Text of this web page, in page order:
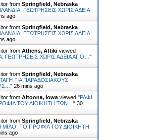
from Springfield, Nebraska
ΓΕΩΤΡΗΣΕΙΣ ΧΩΡΙΣ ΑΔΕΙΑ
ago
from Springfield, Nebraska
ΓΕΩΤΡΗΣΕΙΣ ΧΩΡΙΣ ΑΔΕΙΑ
ago
from Athens, Attiki viewed
ΓΕΩΤΡΗΣΕΙΣ ΧΩΡΙΣ ΑΔΕΙΑ ΑΠΟ… "
from Springfield, Nebraska
ΓΙΑ ΠΑΡΑΔΟΣΙΑΚΟΥΣ
" 26 mins ago
from Altoona, Iowa viewed "ΡΑΦΙ
ΤΟΥ ΔΙΟΙΚΗΤΗ ΤΩΝ… " 30
from Springfield, Nebraska
ΜΙΛΟ: ΤΟ ΠΡΟΦΙΛ ΤΟΥ ΔΙΟΙΚΗΤΗ
ago